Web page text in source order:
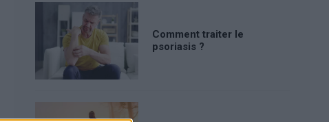
Comment traiter le
psoriasis ?